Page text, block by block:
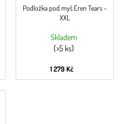
Podložka pod myš Eren Tears -
XXL
Skladem
(>5 ks)
1 279 Kč